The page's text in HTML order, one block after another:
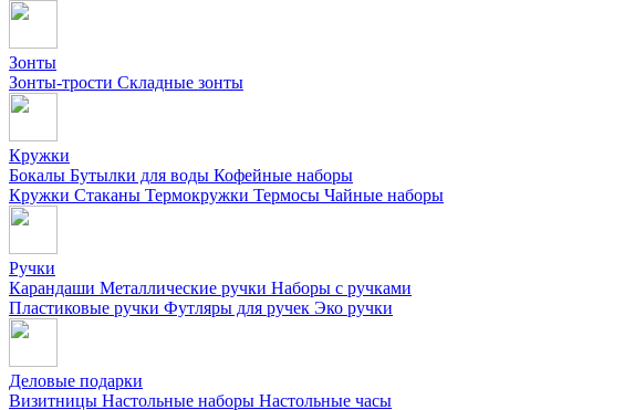
Зонты
Зонты-трости Складные зонты
Кружки
Бокалы Бутылки для воды Кофейные наборы
Кружки Стаканы Термокружки Термосы Чайные наборы
Ручки
Карандаши Металлические ручки Наборы с ручками
Пластиковые ручки Футляры для ручек Эко ручки
Деловые подарки
Визитницы Настольные наборы Настольные часы